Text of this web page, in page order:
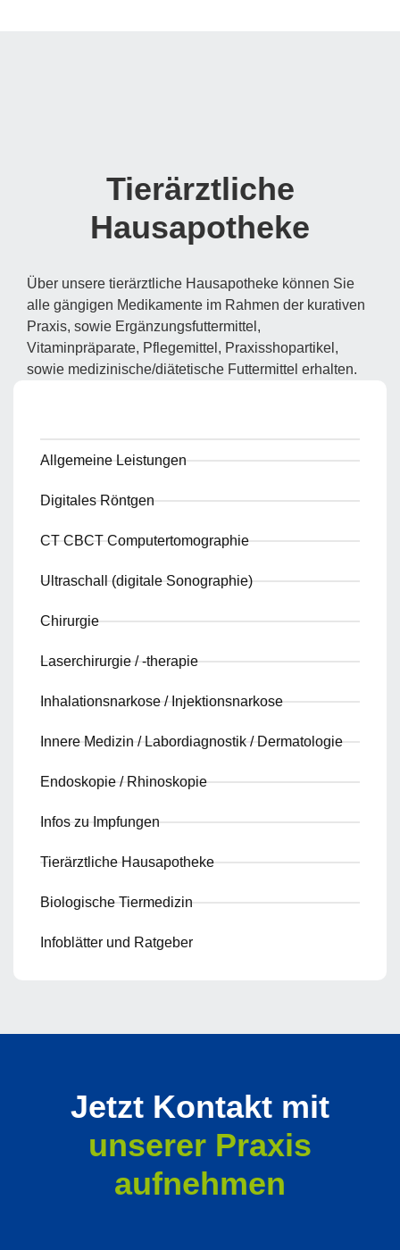
Tierärztliche
Hausapotheke
Über unsere tierärztliche Hausapotheke können Sie
alle gängigen Medikamente im Rahmen der kurativen
Praxis, sowie Ergänzungsfuttermittel,
Vitaminpräparate, Pflegemittel, Praxisshopartikel,
sowie medizinische/diätetische Futtermittel erhalten.
Allgemeine Leistungen
Digitales Röntgen
CT CBCT Computertomographie
Ultraschall (digitale Sonographie)
Chirurgie
Laserchirurgie / -therapie
Inhalationsnarkose / Injektionsnarkose
Innere Medizin / Labordiagnostik / Dermatologie
Endoskopie / Rhinoskopie
Infos zu Impfungen
Tierärztliche Hausapotheke
Biologische Tiermedizin
Infoblätter und Ratgeber
Jetzt Kontakt mit
unserer Praxis
aufnehmen